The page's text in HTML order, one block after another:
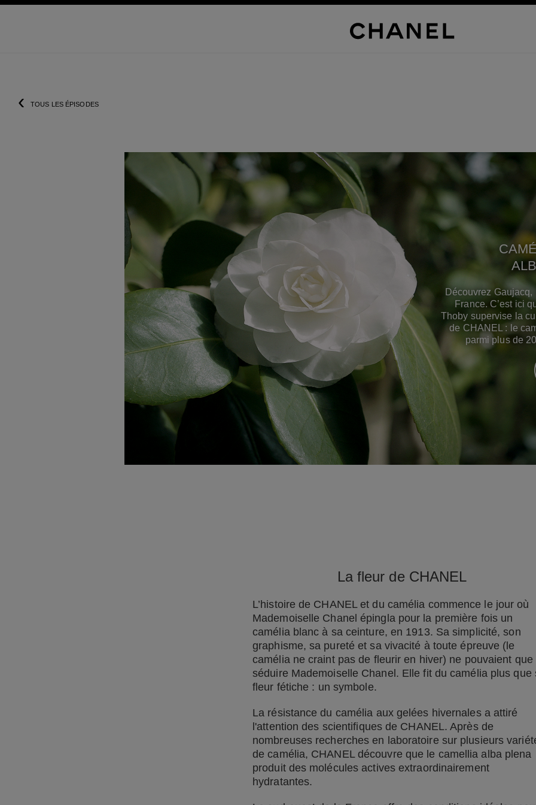
‹ TOUS LES ÉPISODES
Découvrez
France. C’est ici
Thoby supervise la
de CHANEL : le
parmi plus de
La fleur de CHANEL
L’histoire de CHANEL et du camélia commence le jour où
Mademoiselle Chanel épingla pour la première fois un
camélia blanc à sa ceinture, en 1913. Sa simplicité, son
graphisme, sa pureté et sa vivacité à toute épreuve (le
camélia ne craint pas de fleurir en hiver) ne pouvaient que
séduire Mademoiselle Chanel. Elle fit du camélia plus que
fleur fétiche : un symbole.
La résistance du camélia aux gelées hivernales a attiré
l'attention des scientifiques de CHANEL. Après de
nombreuses recherches en laboratoire sur plusieurs
de camélia, CHANEL découvre que le camellia alba plena
produit des molécules actives extraordinairement
hydratantes.